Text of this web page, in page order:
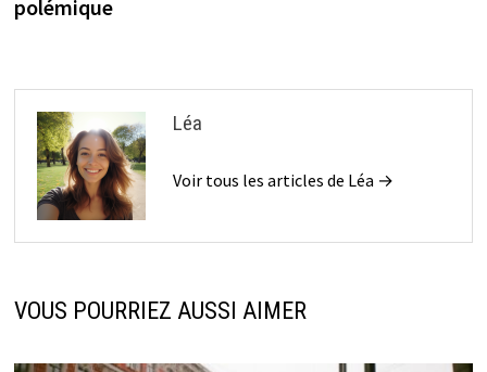
polémique
Léa
Voir tous les articles de Léa →
VOUS POURRIEZ AUSSI AIMER